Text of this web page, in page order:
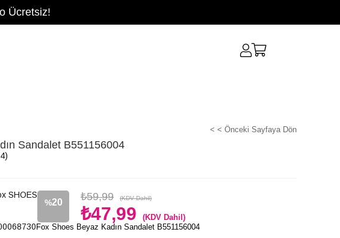
Ücretsiz!
< < Önceki Sayfaya Dön
Sandalet B551156004
SHOES
%20
İndirim
₺59,99 (KDV Dahil)
₺47,99 (KDV Dahil)
Fox Shoes Beyaz Kadın Sandalet B551156004